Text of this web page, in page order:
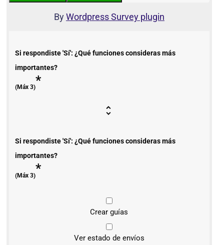
ByWordpress Survey plugin
Si respondiste 'Sí': ¿Qué funciones consideras más
importantes?
(Máx 3)*
Si respondiste 'Sí': ¿Qué funciones consideras más
importantes?
(Máx 3)*
Crear guías
Ver estado de envíos